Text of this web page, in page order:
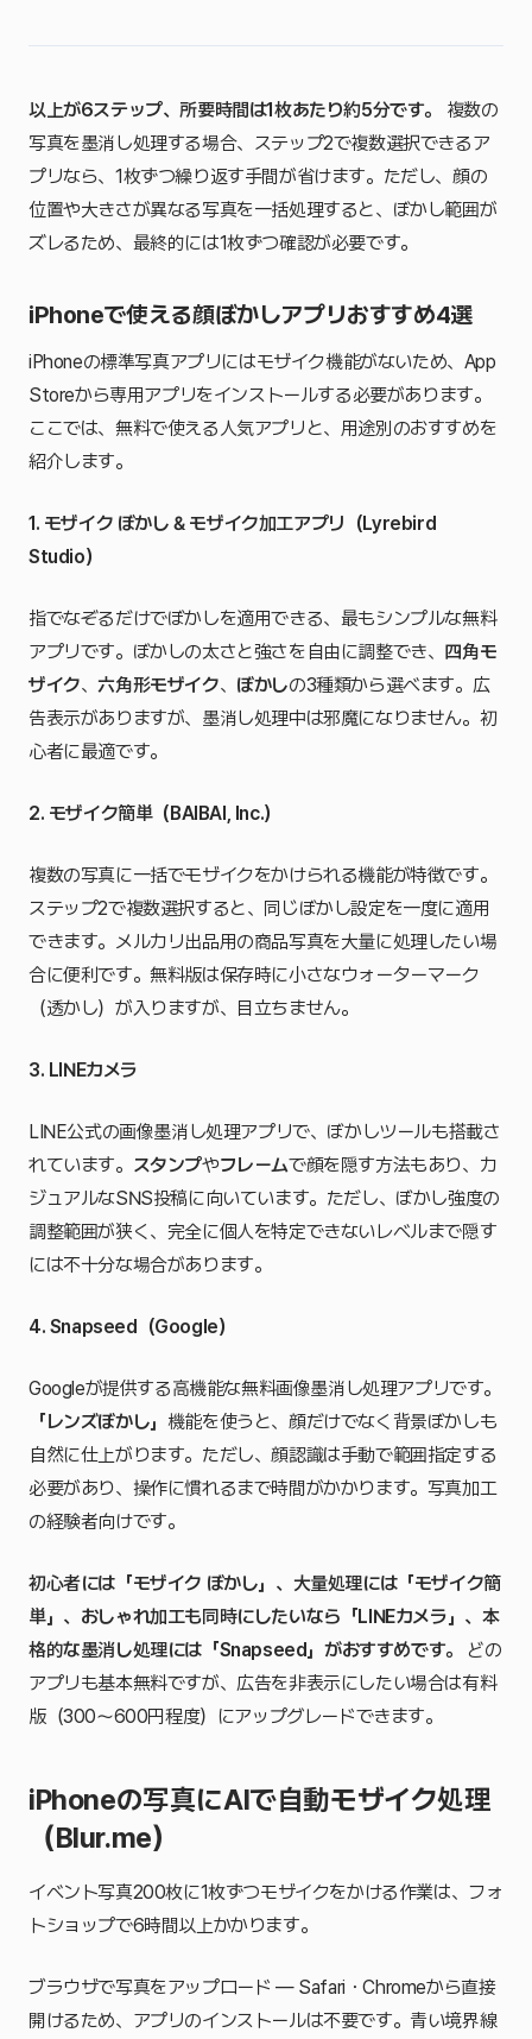
以上が6ステップ、所要時間は1枚あたり約5分です。
複数の
写真を墨消し処理する場合、ステップ2で複数選択できるア
プリなら、1枚ずつ繰り返す手間が省けます。ただし、顔の
位置や大きさが異なる写真を一括処理すると、ぼかし範囲が
ズレるため、最終的には1枚ずつ確認が必要です。
iPhoneで使える顔ぼかしアプリおすすめ4選
iPhoneの標準写真アプリにはモザイク機能がないため、App
Storeから専用アプリをインストールする必要があります。
ここでは、無料で使える人気アプリと、用途別のおすすめを
紹介します。
1. モザイク ぼかし & モザイク加工アプリ（Lyrebird
Studio）
指でなぞるだけでぼかしを適用できる、最もシンプルな無料
アプリです。ぼかしの太さと強さを自由に調整でき、 四角モ
ザイク、六角形モザイク、 ぼかしの3種類から選べます。広
告表示がありますが、墨消し処理中は邪魔になりません。初
心者に最適です。
2. モザイク簡単（BAIBAI, Inc.）
複数の写真に一括でモザイクをかけられる機能が特徴です。
ステップ2で複数選択すると、同じぼかし設定を一度に適用
できます。メルカリ出品用の商品写真を大量に処理したい場
合に便利です。無料版は保存時に小さなウォーターマーク
（透かし）が入りますが、目立ちません。
3. LINEカメラ
LINE公式の画像墨消し処理アプリで、ぼかしツールも搭載さ
れています。 スタンプやフレームで顔を隠す方法もあり、カ
ジュアルなSNS投稿に向いています。ただし、ぼかし強度の
調整範囲が狭く、完全に個人を特定できないレベルまで隠す
には不十分な場合があります。
4. Snapseed（Google）
Googleが提供する高機能な無料画像墨消し処理アプリです。
「レンズぼかし」 機能を使うと、顔だけでなく背景ぼかしも
自然に仕上がります。ただし、顔認識は手動で範囲指定する
必要があり、操作に慣れるまで時間がかかります。写真加工
の経験者向けです。
初心者には「モザイク ぼかし」、大量処理には「モザイク簡
単」、おしゃれ加工も同時にしたいなら「LINEカメラ」、本
格的な墨消し処理には「Snapseed」がおすすめです。
どの
アプリも基本無料ですが、広告を非表示にしたい場合は有料
版（300〜600円程度）にアップグレードできます。
iPhoneの写真にAIで自動モザイク処理
（Blur.me）
イベント写真200枚に1枚ずつモザイクをかける作業は、フォ
トショップで6時間以上かかります。
ブラウザで写真をアップロード — Safari・Chromeから直接
開けるため、アプリのインストールは不要です。青い境界線